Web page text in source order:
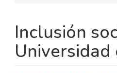
Inclusión
Universidad